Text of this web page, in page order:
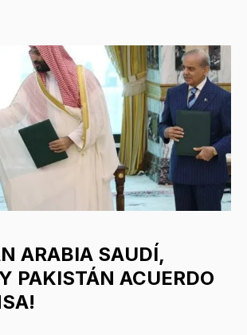
ARABIA SAUDÍ,
PAKISTÁN ACUERDO